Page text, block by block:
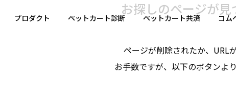
プロダクト ペットカート診断 ペットカート共済 コム
お探しのページが見
ページが削除されたか、URL
お手数ですが、以下のボタンよ